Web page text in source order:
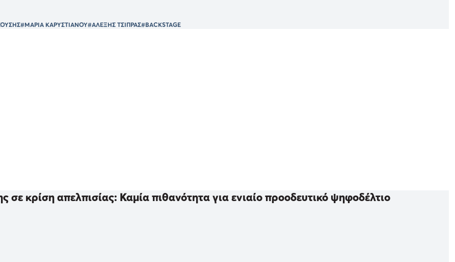
#ΜΑΡΙΑ ΚΑΡΥΣΤΙΑΝΟΥ#ΑΛΕΞΗΣ ΤΣΙΠΡΑΣ#BACKSTAGE
σε κρίση απελπισίας: Καμία πιθανότητα για ενιαίο προοδευτικό ψηφοδέλτιο